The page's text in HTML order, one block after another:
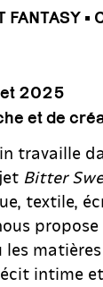
FANTASY •
2025
et de
travaille
Bitter
textile,
propose
intime